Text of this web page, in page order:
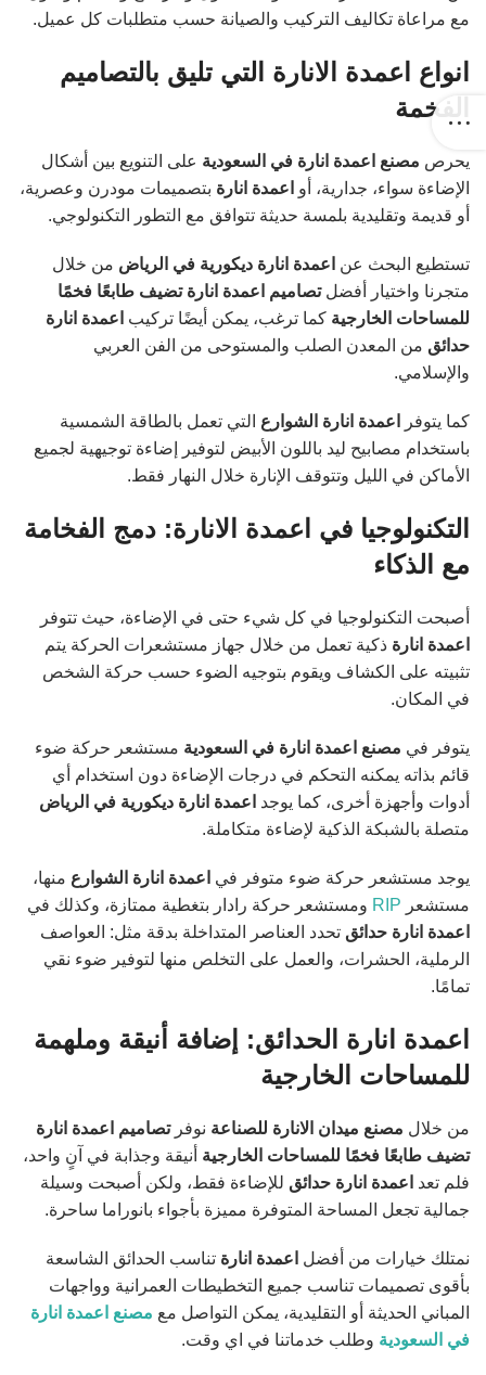
مع مراعاة تكاليف التركيب والصيانة حسب متطلبات كل عميل.
انواع اعمدة الانارة التي تليق بالتصاميم
الفخمة
يحرص مصنع اعمدة انارة في السعودية على التنويع بين أشكال
الإضاءة سواء، جدارية، أو اعمدة انارة بتصميمات مودرن وعصرية،
أو قديمة وتقليدية بلمسة حديثة تتوافق مع التطور التكنولوجي.
تستطيع البحث عن اعمدة انارة ديكورية في الرياض من خلال
متجرنا واختيار أفضلتصاميم اعمدة انارة تضيف طابعًا فخمًا
للمساحات الخارجية كما ترغب، يمكن أيضًا تركيب اعمدة انارة
حدائق من المعدن الصلب والمستوحى من الفن العربي
والإسلامي.
كما يتوفر اعمدة انارة الشوارع التي تعمل بالطاقة الشمسية
باستخدام مصابيح ليد باللون الأبيض لتوفير إضاءة توجيهية لجميع
الأماكن في الليل وتتوقف الإنارة خلال النهار فقط.
التكنولوجيا في اعمدة الانارة: دمج الفخامة
مع الذكاء
أصبحت التكنولوجيا في كل شيء حتى في الإضاءة، حيث تتوفر
اعمدة انارة ذكية تعمل من خلال جهاز مستشعرات الحركة يتم
تثبيته على الكشاف ويقوم بتوجيه الضوء حسب حركة الشخص
في المكان.
يتوفر في مصنع اعمدة انارة في السعودية مستشعر حركة ضوء
قائم بذاته يمكنه التحكم في درجات الإضاءة دون استخدام أي
أدوات وأجهزة أخرى، كما يوجد اعمدة انارة ديكورية في الرياض
متصلة بالشبكة الذكية لإضاءة متكاملة.
يوجد مستشعر حركة ضوء متوفر في اعمدة انارة الشوارع منها،
مستشعر RIP ومستشعر حركة رادار بتغطية ممتازة، وكذلك في
اعمدة انارة حدائق تحدد العناصر المتداخلة بدقة مثل: العواصف
الرملية، الحشرات، والعمل على التخلص منها لتوفير ضوء نقي
تمامًا.
اعمدة انارة الحدائق: إضافة أنيقة وملهمة
للمساحات الخارجية
من خلال مصنع ميدان الانارة للصناعة نوفرتصاميم اعمدة انارة
تضيف طابعًا فخمًا للمساحات الخارجية أنيقة وجذابة في آنٍ واحد،
فلم تعد اعمدة انارة حدائق للإضاءة فقط، ولكن أصبحت وسيلة
جمالية تجعل المساحة المتوفرة مميزة بأجواء بانوراما ساحرة.
نمتلك خيارات من أفضل اعمدة انارة تناسب الحدائق الشاسعة
بأقوى تصميمات تناسب جميع التخطيطات العمرانية وواجهات
المباني الحديثة أو التقليدية، يمكن التواصل مع مصنع اعمدة انارة
في السعودية وطلب خدماتنا في اي وقت.